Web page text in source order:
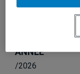
ANNÉE
/2026